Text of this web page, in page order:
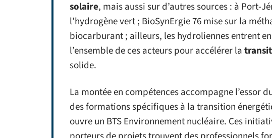
solaire, mais aussi sur d’autres sources : à Port-
l’hydrogène vert ; BioSynErgie 76 mise sur la
biocarburant ; ailleurs, les hydroliennes entrent
l’ensemble de ces acteurs pour accélérer la
solide.
La montée en compétences accompagne l’essor
des formations spécifiques à la transition
ouvre un BTS Environnement nucléaire. Ces